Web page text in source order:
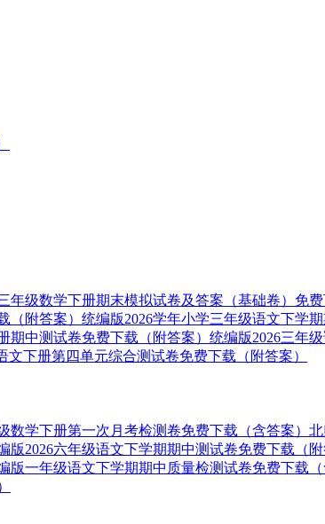
年级数学下册期末模拟试卷及答案（基础卷）免
（附答案） 统编版2026学年小学三年级语文下学
期中测试卷免费下载（附答案） 统编版2026三年
文下册第四单元综合测试卷免费下载（附答案）
数学下册第一次月考检测卷免费下载（含答案）
版2026六年级语文下学期期中测试卷免费下载（附
版一年级语文下学期期中质量检测试卷免费下载（